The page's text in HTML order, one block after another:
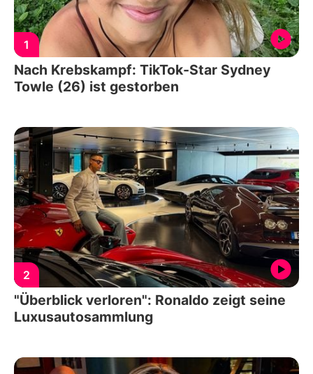
1
Nach Krebskampf: TikTok-Star Sydney
Towle (26) ist gestorben
2
"Überblick verloren": Ronaldo zeigt seine
Luxusautosammlung